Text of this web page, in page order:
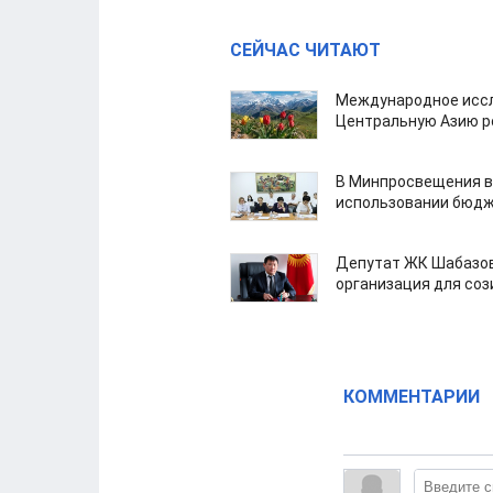
СЕЙЧАС ЧИТАЮТ
Международное
Центральную Азию
В Минпросвещения
использовании
Депутат ЖК
организация для
КОММЕНТАРИИ